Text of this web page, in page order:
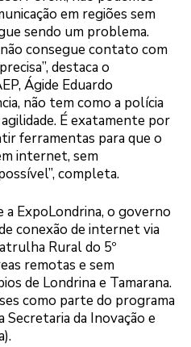
em regiões sem
sendo um problema.
consegue contato com
destaca o
Ágide Eduardo
não tem como a polícia
É exatamente por
ferramentas para que o
internet, sem
completa.
a ExpoLondrina, o governo
conexão de internet via
Rural do 5º
remotas e sem
de Londrina e Tamarana.
como parte do programa
Secretaria da Inovação e